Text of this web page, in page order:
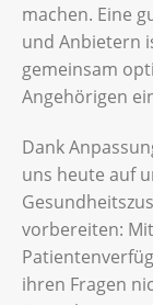
machen. Eine
und Anbietern
gemeinsam
Angehörigen
Dank
uns heute auf
vorbereiten:
ihren Fragen